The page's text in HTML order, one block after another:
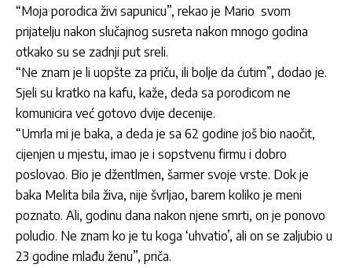
“Moja porodica živi sapunicu”, rekao je Mario svom
prijatelju nakon slučajnog susreta nakon mnogo godina
otkako su se zadnji put sreli.
“Ne znam je li uopšte za priču, ili bolje da ćutim”, dodao je.
Sjeli su kratko na kafu, kaže, deda sa porodicom ne
komunicira već gotovo dvije decenije.
“Umrla mi je baka, a deda je sa 62 godine još bio naočit,
cijenjen u mjestu, imao je i sopstvenu firmu i dobro
poslovao. Bio je džentlmen, šarmer svoje vrste. Dok je
baka Melita bila živa, nije švrljao, barem koliko je meni
poznato. Ali, godinu dana nakon njene smrti, on je ponovo
poludio. Ne znam ko je tu koga ‘uhvatio’, ali on se zaljubio u
23 godine mlađu ženu”, priča.